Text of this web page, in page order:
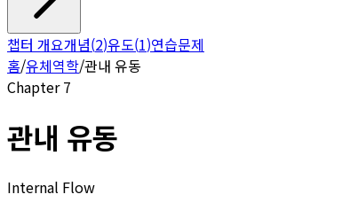
챕터 개요개념(2)유도(1)연습문제
홈/유체역학/관내 유동
Chapter7
관내 유동
Internal Flow